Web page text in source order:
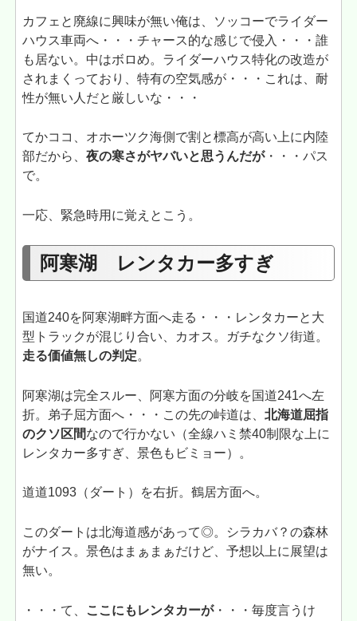
カフェと廃線に興味が無い俺は、ソッコーでライダー
ハウス車両へ・・・チャース的な感じで侵入・・・誰
も居ない。中はボロめ。ライダーハウス特化の改造が
されまくっており、特有の空気感が・・・これは、耐
性が無い人だと厳しいな・・・
てかココ、オホーツク海側で割と標高が高い上に内陸
部だから、夜の寒さがヤバいと思うんだが・・・パス
で。
一応、緊急時用に覚えとこう。
阿寒湖 レンタカー多すぎ
国道240を阿寒湖畔方面へ走る・・・レンタカーと大
型トラックが混じり合い、カオス。ガチなクソ街道。
走る価値無しの判定。
阿寒湖は完全スルー、阿寒方面の分岐を国道241へ左
折。弟子屈方面へ・・・この先の峠道は、北海道屈指
のクソ区間なので行かない（全線ハミ禁40制限な上に
レンタカー多すぎ、景色もビミョー）。
道道1093（ダート）を右折。鶴居方面へ。
このダートは北海道感があって◎。シラカバ？の森林
がナイス。景色はまぁまぁだけど、予想以上に展望は
無い。
・・・て、 ここにもレンタカーが・・・毎度言うけ